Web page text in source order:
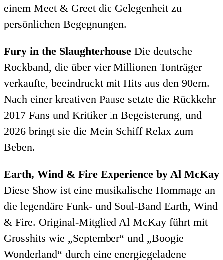
einem Meet & Greet die Gelegenheit zu
persönlichen Begegnungen.
Fury in the Slaughterhouse Die deutsche
Rockband, die über vier Millionen Tonträger
verkaufte, beeindruckt mit Hits aus den 90ern.
Nach einer kreativen Pause setzte die Rückkehr
2017 Fans und Kritiker in Begeisterung, und
2026 bringt sie die Mein Schiff Relax zum
Beben.
Earth, Wind & Fire Experience by Al McKay
Diese Show ist eine musikalische Hommage an
die legendäre Funk- und Soul-Band Earth, Wind
& Fire. Original-Mitglied Al McKay führt mit
Grosshits wie „September“ und „Boogie
Wonderland“ durch eine energiegeladene